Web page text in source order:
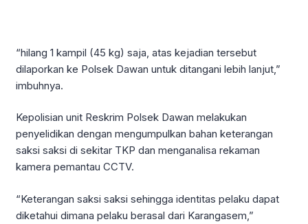
“hilang 1 kampil (45 kg) saja, atas kejadian tersebut
dilaporkan ke Polsek Dawan untuk ditangani lebih lanjut,”
imbuhnya.
Kepolisian unit Reskrim Polsek Dawan melakukan
penyelidikan dengan mengumpulkan bahan keterangan
saksi saksi di sekitar TKP dan menganalisa rekaman
kamera pemantau CCTV.
“Keterangan saksi saksi sehingga identitas pelaku dapat
diketahui dimana pelaku berasal dari Karangasem,”